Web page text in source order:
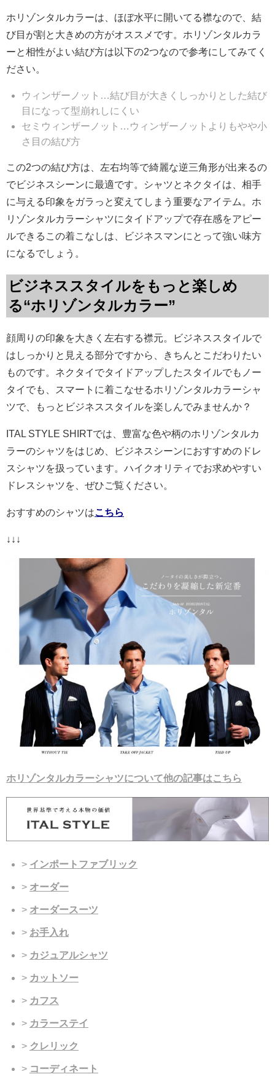
ホリゾンタルカラーは、ほぼ水平に開いてる襟なので、結
び目が割と大きめの方がオススメです。ホリゾンタルカラ
ーと相性がよい結び方は以下の2つなので参考にしてみてく
ださい。
ウィンザーノット…結び目が大きくしっかりとした結び
目になって型崩れしにくい
セミウィンザーノット…ウィンザーノットよりもやや小
さ目の結び方
この2つの結び方は、左右均等で綺麗な逆三角形が出来るの
でビジネスシーンに最適です。シャツとネクタイは、相手
に与える印象をガラっと変えてしまう重要なアイテム。ホ
リゾンタルカラーシャツにタイドアップで存在感をアピー
ルできるこの着こなしは、ビジネスマンにとって強い味方
になるでしょう。
ビジネススタイルをもっと楽しめ
る“ホリゾンタルカラー”
顔周りの印象を大きく左右する襟元。ビジネススタイルで
はしっかりと見える部分ですから、きちんとこだわりたい
ものです。ネクタイでタイドアップしたスタイルでもノー
タイでも、スマートに着こなせるホリゾンタルカラーシャ
ツで、もっとビジネススタイルを楽しんでみませんか？
ITAL STYLE SHIRTでは、豊富な色や柄のホリゾンタルカ
ラーのシャツをはじめ、ビジネスシーンにおすすめのドレ
スシャツを扱っています。ハイクオリティでお求めやすい
ドレスシャツを、ぜひご覧ください。
おすすめのシャツはこちら
↓↓↓
ホリゾンタルカラーシャツについて他の記事はこちら
インポートファブリック
オーダー
オーダースーツ
お手入れ
カジュアルシャツ
カットソー
カフス
カラーステイ
クレリック
コーディネート